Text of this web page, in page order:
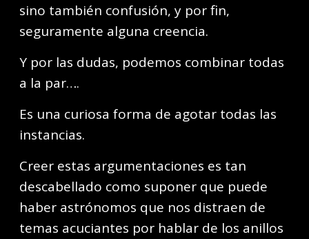
sino también confusión, y por fin,
seguramente alguna creencia.
Y por las dudas, podemos combinar todas
a la par….
Es una curiosa forma de agotar todas las
instancias.
Creer estas argumentaciones es tan
descabellado como suponer que puede
haber astrónomos que nos distraen de
temas acuciantes por hablar de los anillos